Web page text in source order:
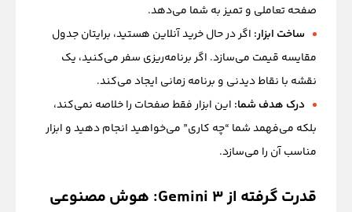
صفحه تعاملی و تمیز به شما می‌دهد.
ساخت ابزار: اگر در حال خرید آنلاین هستید، برایتان جدول
مقایسه قیمت می‌سازد. اگر برنامه‌ریزی سفر می‌کنید، یک
نقشه با نقاط دیدنی و برنامه زمانی ایجاد می‌کند.
درک هدف شما: این ابزار فقط صفحات را خلاصه نمی‌کند،
بلکه می‌فهمد شما “چه کاری” می‌خواهید انجام دهید و ابزار
مناسب آن را می‌سازد.
قدرت گرفته از Gemini 3: هوش مصنوعی